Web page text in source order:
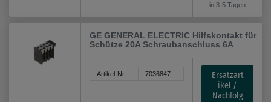
in 3-5 Tagen
GE GENERAL ELECTRIC Hilfskontakt für
Schütze 20A Schraubanschluss 6A
Artikel-Nr. 7036847
Ersatzart
ikel /
Nachfolg